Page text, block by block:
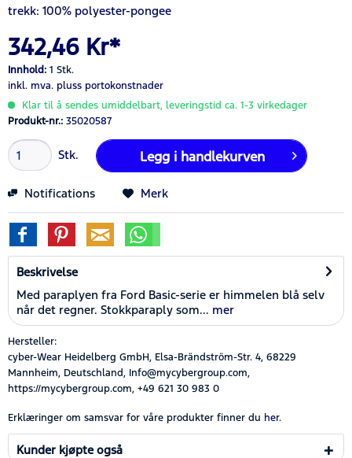
trekk: 100% polyester-pongee
342,46 Kr*
Innhold: 1 Stk.
inkl. mva. pluss portokonstnader
Klar til å sendes umiddelbart, leveringstid ca. 1-3 virkedager
Produkt-nr.: 35020587
Stk. Legg i handlekurven
Notifications Merk
Beskrivelse
Med paraplyen fra Ford Basic-serie er himmelen blå selv
når det regner. Stokkparaply som... mer
Hersteller:
cyber-Wear Heidelberg GmbH, Elsa-Brändström-Str. 4, 68229
Mannheim, Deutschland, Info@mycybergroup.com,
https://mycybergroup.com, +49 621 30 983 0
Erklæringer om samsvar for våre produkter finner du her.
Kunder kjøpte også